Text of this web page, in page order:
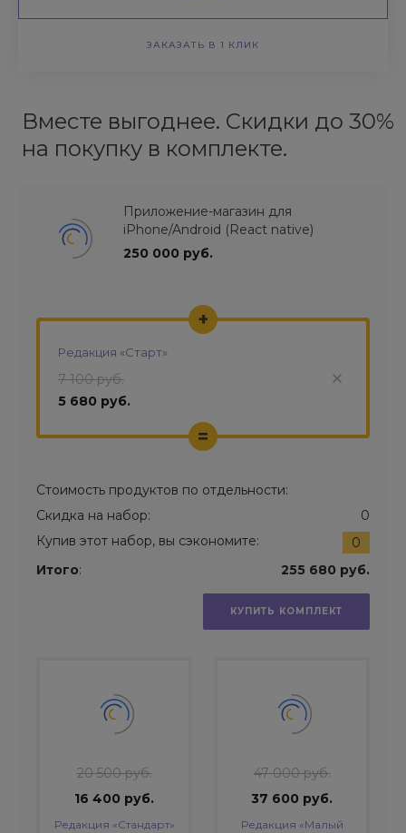
ЗАКАЗАТЬ В 1 КЛИК
Вместе выгоднее. Скидки до 30%
на покупку в комплекте.
Приложение-магазин для
iPhone/Android (React native)
250 000 руб.
Редакция «Старт»
7 100 руб.
5 680 руб.
+
=
Стоимость продуктов по отдельности:
Скидка на набор:
0
Купив этот набор, вы сэкономите:
0
Итого: 255 680 руб.
КУПИТЬ КОМПЛЕКТ
20 500 руб.
16 400 руб.
Редакция «Стандарт»
47 000 руб.
37 600 руб.
Редакция «Малый